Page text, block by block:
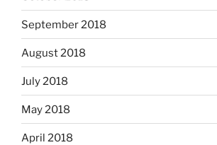
September 2018
August 2018
July 2018
May 2018
April 2018